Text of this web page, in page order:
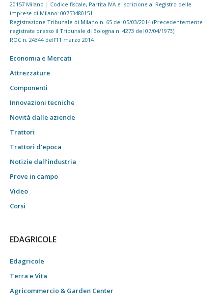
20157 Milano | Codice fiscale, Partita IVA e Iscrizione al Registro delle
imprese di Milano: 00753480151
Registrazione Tribunale di Milano n. 65 del 05/03/2014 (Precedentemente
registrata presso il Tribunale di Bologna n. 4273 del 07/04/1973)
ROC n. 24344 dell'11 marzo 2014
Economia e Mercati
Attrezzature
Componenti
Innovazioni tecniche
Novità dalle aziende
Trattori
Trattori d’epoca
Notizie dall’industria
Prove in campo
Video
Corsi
EDAGRICOLE
Edagricole
Terra e Vita
Agricommercio & Garden Center